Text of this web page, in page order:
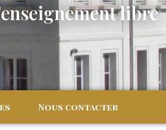
libre
Nous contacter